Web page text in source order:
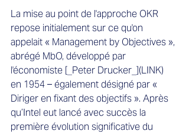
La mise au point de l'approche OKR
repose initialement sur ce qu'on
appelait « Management by Objectives »,
abrégé MbO, développé par
l'économiste [_Peter Drucker_](LINK)
en 1954 – également désigné par «
Diriger en fixant des objectifs ». Après
qu’Intel eut lancé avec succès la
première évolution significative du